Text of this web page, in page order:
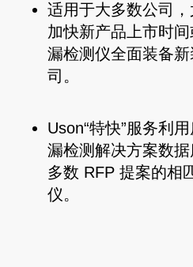
适用于大多数公司
加快新产品上市时
漏检测仪全面装备
司。
Uson“特快”服务利
漏检测解决方案数
多数 RFP 提案的相
仪。